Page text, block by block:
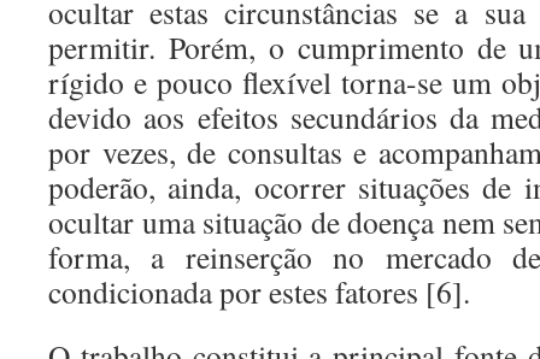
ocultar estas circunstâncias se a
permitir. Porém, o cumprimento de
rígido e pouco flexível torna-se um
devido aos efeitos secundários da
por vezes, de consultas e
poderão, ainda, ocorrer situações de
ocultar uma situação de doença nem
forma, a reinserção no mercado
condicionada por estes fatores [6].